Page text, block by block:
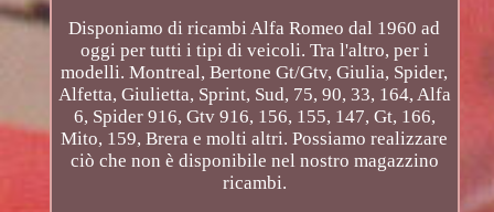
Disponiamo di ricambi Alfa Romeo dal 1960 ad
oggi per tutti i tipi di veicoli. Tra l'altro, per i
modelli. Montreal, Bertone Gt/Gtv, Giulia, Spider,
Alfetta, Giulietta, Sprint, Sud, 75, 90, 33, 164, Alfa
6, Spider 916, Gtv 916, 156, 155, 147, Gt, 166,
Mito, 159, Brera e molti altri. Possiamo realizzare
ciò che non è disponibile nel nostro magazzino
ricambi.